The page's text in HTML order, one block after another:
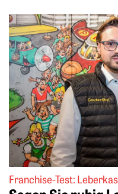
Franchise-Test:
Weiterlesen: Sagen Sie